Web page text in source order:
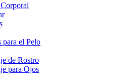
para el Pelo
de Rostro
para Ojos